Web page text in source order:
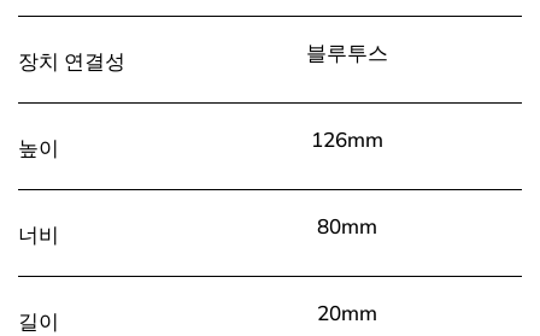
장치 연결성 블루투스
높이 126mm
너비 80mm
길이 20mm